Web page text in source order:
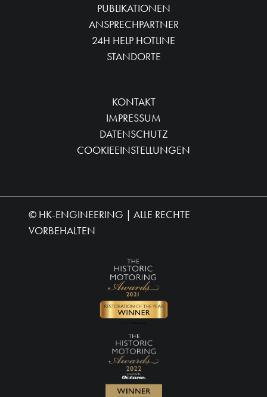
PUBLIKATIONEN
ANSPRECHPARTNER
24H HELP HOTLINE
STANDORTE
KONTAKT
IMPRESSUM
DATENSCHUTZ
COOKIEEINSTELLUNGEN
© HK-ENGINEERING | ALLE RECHTE
VORBEHALTEN